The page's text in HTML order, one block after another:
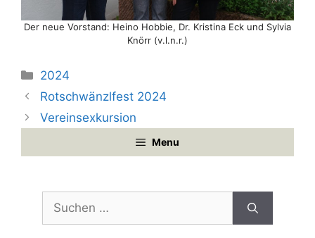
Der neue Vorstand: Heino Hobbie, Dr. Kristina Eck und Sylvia
Knörr (v.l.n.r.)
Kategorien
2024
Rotschwänzlfest 2024
Vereinsexkursion
Menu
Suchen
nach: